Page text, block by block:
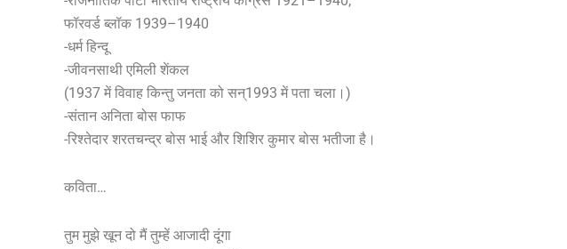
फॉरवर्ड ब्लॉक 1939–1940
-धर्म हिन्दू
-जीवनसाथी एमिली शेंकल
(1937 में विवाह किन्तु जनता को सन्1993 में पता चला।)
-संतान अनिता बोस फाफ
-रिश्तेदार शरतचन्द्र बोस भाई और शिशिर कुमार बोस भतीजा है।
कविता…
तुम मुझे खून दो मैं तुम्हें आजादी दूंगा